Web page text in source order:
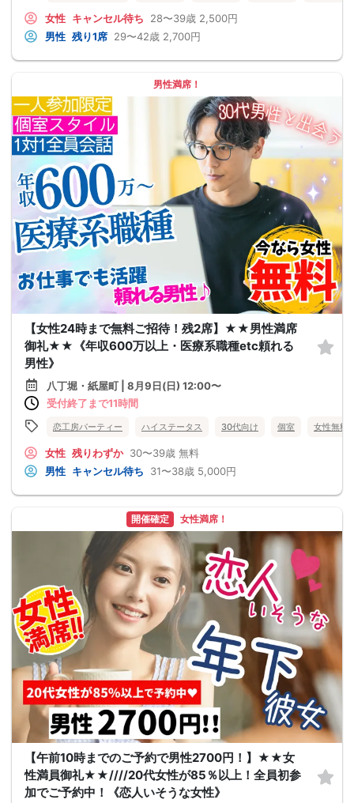
女性 キャンセル待ち 28〜39歳 2,500円
男性 残り1席 29〜42歳 2,700円
男性満席！
【女性24時まで無料ご招待！残2席】★★男性満席
御礼★★《年収600万以上・医療系職種etc頼れる
男性》
八丁堀・紙屋町 | 8月9日(日) 12:00〜
受付終了まで11時間
恋工房パーティー ハイステータス 30代向け 個室 女性無料
女性 残りわずか 30〜39歳 無料
男性 キャンセル待ち 31〜38歳 5,000円
開催確定 女性満席！
【午前10時までのご予約で男性2700円！】★★女
性満員御礼★★////20代女性が85％以上！全員初参
加でご予約中！《恋人いそうな女性》